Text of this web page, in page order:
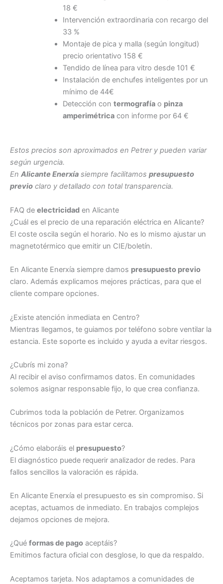
18 €
Intervención extraordinaria con recargo del
33 %
Montaje de pica y malla (según longitud)
precio orientativo 158 €
Tendido de línea para vitro desde 101 €
Instalación de enchufes inteligentes por un
mínimo de 44€
Detección con termografíao pinza
amperimétricacon informe por 64 €
Estos precios son aproximados en Petrer y pueden variar
según urgencia.
En Alicante Enerxía siempre facilitamos presupuesto
previo claro y detallado con total transparencia.
FAQ de electricidad en Alicante
¿Cuál es el precio de una reparación eléctrica en Alicante?
El coste oscila según el horario. No es lo mismo ajustar un
magnetotérmico que emitir un CIE/boletín.
En Alicante Enerxía siempre damos presupuesto previo
claro. Además explicamos mejores prácticas, para que el
cliente compare opciones.
¿Existe atención inmediata en Centro?
Mientras llegamos, te guiamos por teléfono sobre ventilar la
estancia. Este soporte es incluido y ayuda a evitar riesgos.
¿Cubrís mi zona?
Al recibir el aviso confirmamos datos. En comunidades
solemos asignar responsable fijo, lo que crea confianza.
Cubrimos toda la población de Petrer. Organizamos
técnicos por zonas para estar cerca.
¿Cómo elaboráis el presupuesto?
El diagnóstico puede requerir analizador de redes. Para
fallos sencillos la valoración es rápida.
En Alicante Enerxía el presupuesto es sin compromiso. Si
aceptas, actuamos de inmediato. En trabajos complejos
dejamos opciones de mejora.
¿Qué formas de pago aceptáis?
Emitimos factura oficial con desglose, lo que da respaldo.
Aceptamos tarjeta. Nos adaptamos a comunidades de